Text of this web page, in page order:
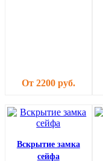
От 2200 руб.
Вскрытие замка
сейфа